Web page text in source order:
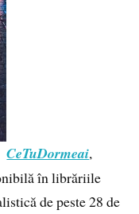
CeTuDormeai,
în librăriile
de peste 28 de